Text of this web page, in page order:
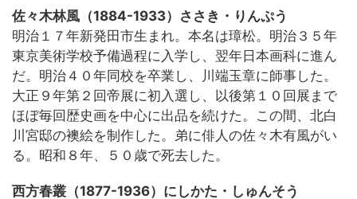
佐々木林風（1884-1933）ささき・りんぷう
明治１７年新発田市生まれ。本名は璋松。明治３５年
東京美術学校予備過程に入学し、翌年日本画科に進ん
だ。明治４０年同校を卒業し、川端玉章に師事した。
大正９年第２回帝展に初入選し、以後第１０回展まで
ほぼ毎回歴史画を中心に出品を続けた。この間、北白
川宮邸の襖絵を制作した。弟に俳人の佐々木有風がい
る。昭和８年、５０歳で死去した。
西方春叢（1877-1936）にしかた・しゅんそう